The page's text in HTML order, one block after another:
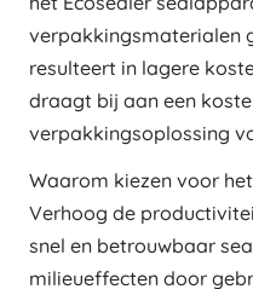
verpakkingsmaterialen
resulteert in lagere
draagt bij aan een
verpakkingsoplossing
Waarom kiezen voor
Verhoog de
snel en betrouwbaar
milieueffecten door